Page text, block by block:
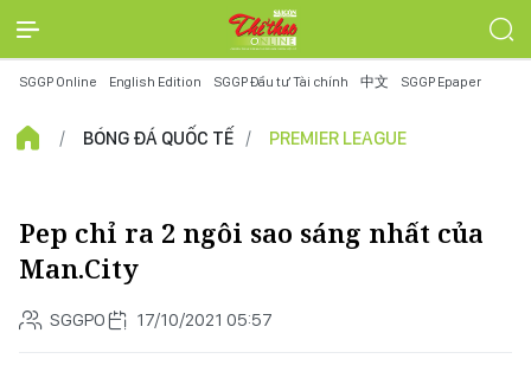
SGGP Online English Edition SGGP Đầu tư Tài chính 中文 SGGP Epaper
BÓNG ĐÁ QUỐC TẾ PREMIER LEAGUE
Pep chỉ ra 2 ngôi sao sáng nhất của
Man.City
SGGPO 17/10/2021 05:57